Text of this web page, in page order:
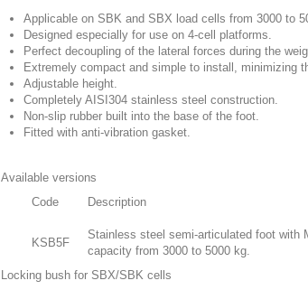
Applicable on SBK and SBX load cells from 3000 to
Designed especially for use on 4-cell platforms.
Perfect decoupling of the lateral forces during the
Extremely compact and simple to install, minimizing
Adjustable height.
Completely AISI304 stainless steel construction.
Non-slip rubber built into the base of the foot.
Fitted with anti-vibration gasket.
Available versions
Code
Description
KSB5F
Stainless steel semi-articulated foot with
capacity from 3000 to 5000 kg.
Locking bush for SBX/SBK cells